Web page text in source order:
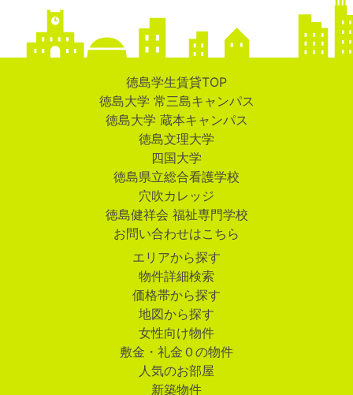
徳島学生賃貸TOP
徳島大学 常三島キャンパス
徳島大学 蔵本キャンパス
徳島文理大学
四国大学
徳島県立総合看護学校
穴吹カレッジ
徳島健祥会 福祉専門学校
お問い合わせはこちら
エリアから探す
物件詳細検索
価格帯から探す
地図から探す
女性向け物件
敷金・礼金０の物件
人気のお部屋
新築物件